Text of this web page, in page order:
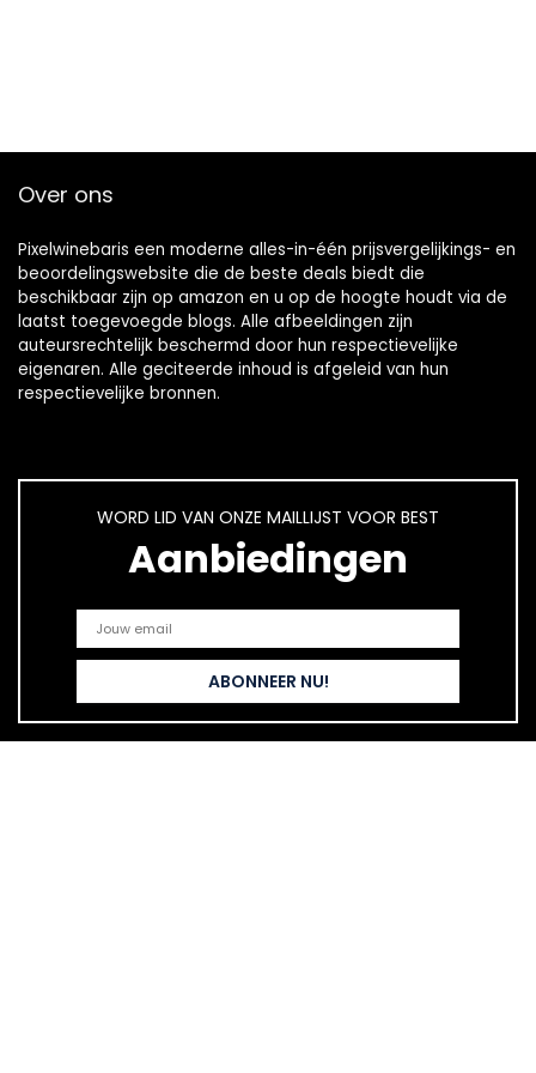
Over ons
Pixelwinebaris een moderne alles-in-één prijsvergelijkings- en
beoordelingswebsite die de beste deals biedt die
beschikbaar zijn op amazon en u op de hoogte houdt via de
laatst toegevoegde blogs. Alle afbeeldingen zijn
auteursrechtelijk beschermd door hun respectievelijke
eigenaren. Alle geciteerde inhoud is afgeleid van hun
respectievelijke bronnen.
WORD LID VAN ONZE MAILLIJST VOOR BEST
Aanbiedingen